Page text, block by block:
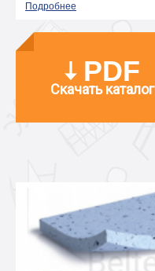
Подробнее
PDF
Скачать каталог